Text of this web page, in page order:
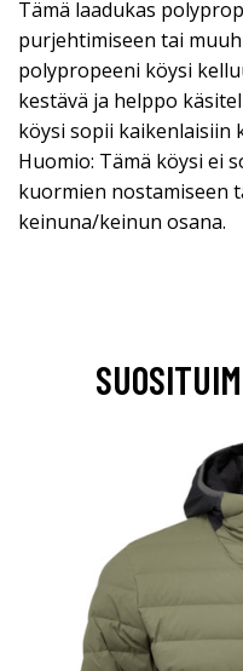
Tämä laadukas
purjehtimiseen tai
polypropeeni köysi
kestävä ja helppo
köysi sopii kaikenlaisiin
Huomio: Tämä köysi ei
kuormien nostamiseen
keinuna/keinun osana.